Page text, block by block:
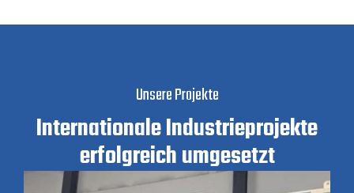
Unsere Projekte
Internationale Industrieprojekte
erfolgreich umgesetzt